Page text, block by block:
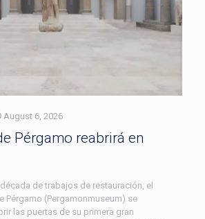
August 6, 2026
Pérgamo reabrirá en
de trabajos de restauración, el
Pérgamo (Pergamonmuseum) se
las puertas de su primera gran